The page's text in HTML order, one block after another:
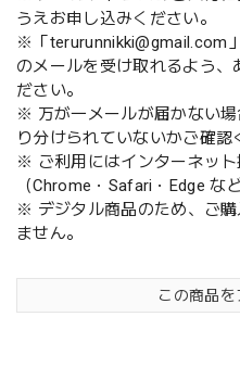
うえお申し込みください。
※「 terurunnikki@gmail.com
のメールを受け取れるよう、
ださい。
※ 万が一メールが届かない
り分けられていないかご確認
※ ご利用にはインターネッ
（Chrome・Safari・Edge な
※ デジタル商品のため、ご
ません。
この商品を